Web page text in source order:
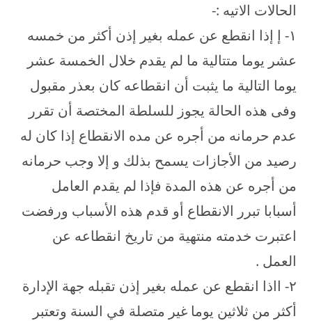
الحالات الاتيه :-
۱- إ إذا انقطع عن عمله بغير إذن أكثر من خمسه
عشر يوما متتالية ما لم يقدم خلال الخمسة عشر
يوما التالية ما يثبت أن انقطاعه كان بعذر مقبول
وفى هذه الحالة يجوز للسلطة المختصة أن تقرر
عدم حرمانه من أجره عن مده الانقطاع إذا كان له
رصيد من الأجازات يسمح بذلك و إلا وجب حرمانه
من أجره عن هذه المدة فإذا لم يقدم العامل
أسبابا تبرر الانقطاع أو قدم هذه الأسباب ورفضت
اعتبرت خدمته منتهية من تاريخ انقطاعه عن
العمل .
۲- ااذا انقطع عن عمله بغير إذن تقبله جهة الإدارة
أكثر من ثلاثين يوما غير متصلة في السنة وتعتبر